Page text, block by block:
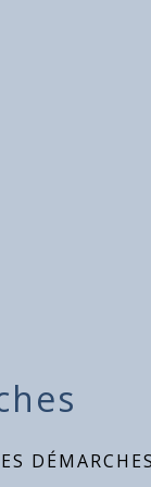
DÉMARCHES